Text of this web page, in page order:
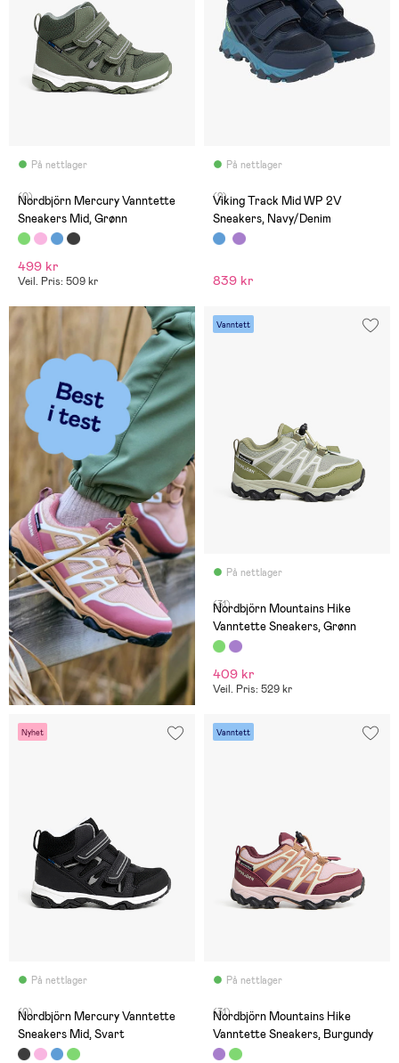
På nettlager
(0)
Nordbjörn Mercury Vanntette
Sneakers Mid, Grønn
499 kr
Veil. Pris: 509 kr
På nettlager
(2)
Viking Track Mid WP 2V
Sneakers, Navy/Denim
839 kr
Vanntett
På nettlager
(31)
Nordbjörn Mountains Hike
Vanntette Sneakers, Grønn
409 kr
Veil. Pris: 529 kr
Nyhet
På nettlager
(0)
Nordbjörn Mercury Vanntette
Sneakers Mid, Svart
Vanntett
På nettlager
(31)
Nordbjörn Mountains Hike
Vanntette Sneakers, Burgundy